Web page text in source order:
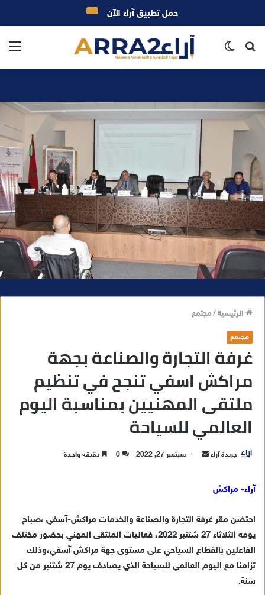
بحث
الرئيسية/مجتمع
مجتمع
غرفة التجارة والصناعة بجهة
مراكش اسفي تنجح في تنظيم
ملتقى المهنيين بمناسبة اليوم
العالمي للسياحة
جريدة آراء
ي
د
سبتمبر 27, 2022 0 دقيقة واحدة
آراء- مراكش
احتضن مقر غرفة التجارة والصناعة والخدمات مراكش-آسفي ،صباح
يومه الثلاثاء 27 شتنبر 2022، فعاليات الملتقى المهني بحضور مختلف
الفاعلين بالقطاع السياحي على مستوى جهة مراكش آسفي،وذلك
تزامنا مع اليوم العالمي للسياحة الذي يصادف يوم 27 شتنبر من كل
سنة.
حمل تطبيق آراء الآن